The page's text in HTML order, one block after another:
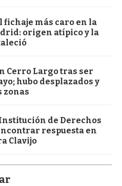
fichaje más caro en la
origen atípico y la
Cerro Largo tras ser
hubo desplazados y
zonas
de Derechos
respuesta en
Clavijo